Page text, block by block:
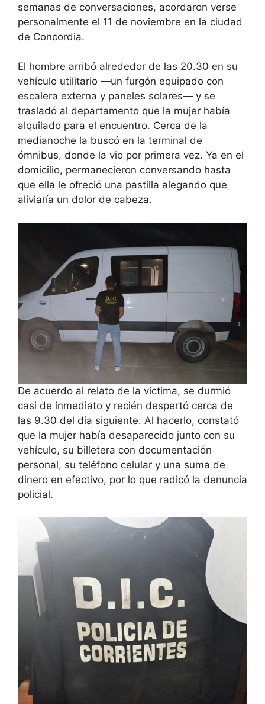
semanas de conversaciones, acordaron verse
personalmente el 11 de noviembre en la ciudad
de Concordia.
El hombre arribó alrededor de las 20.30 en su
vehículo utilitario —un furgón equipado con
escalera externa y paneles solares— y se
trasladó al departamento que la mujer había
alquilado para el encuentro. Cerca de la
medianoche la buscó en la terminal de
ómnibus, donde la vio por primera vez. Ya en el
domicilio, permanecieron conversando hasta
que ella le ofreció una pastilla alegando que
aliviaría un dolor de cabeza.
De acuerdo al relato de la víctima, se durmió
casi de inmediato y recién despertó cerca de
las 9.30 del día siguiente. Al hacerlo, constató
que la mujer había desaparecido junto con su
vehículo, su billetera con documentación
personal, su teléfono celular y una suma de
dinero en efectivo, por lo que radicó la denuncia
policial.